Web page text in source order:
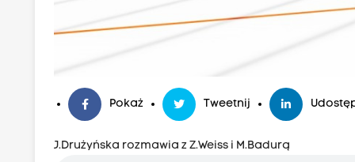
Pokaż Tweetnij
J.Drużyńska rozmawia z Z.Weiss i M.Badurą